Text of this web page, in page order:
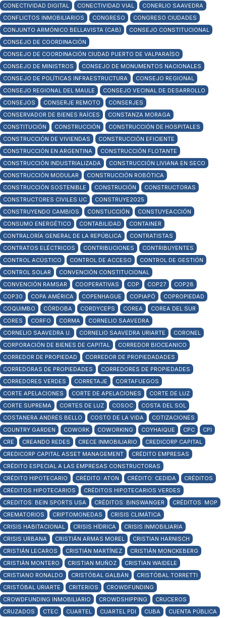
CONECTIVIDAD DIGITAL
CONECTIVIDAD VIAL
CONERLIO SAAVEDRA
CONFLICTOS INMOBILIARIOS
CONGRESO
CONGRESO CIUDADES
CONJUNTO ARMÓNICO BELLAVISTA (CAB)
CONSEJO CONSTITUCIONAL
CONSEJO DE COORDINACIÓN
CONSEJO DE COORDINACIÓN CIUDAD PUERTO DE VALPARAÍSO
CONSEJO DE MINISTROS
CONSEJO DE MONUMENTOS NACIONALES
CONSEJO DE POLÍTICAS INFRAESTRUCTURA
CONSEJO REGIONAL
CONSEJO REGIONAL DEL MAULE
CONSEJO VECINAL DE DESARROLLO
CONSEJOS
CONSERJE REMOTO
CONSERJES
CONSERVADOR DE BIENES RAÍCES
CONSTANZA MORAGA
CONSTITUCIÓN
CONSTRUCCIÓN
CONSTRUCCIÓN DE HOSPITALES
CONSTRUCCIÓN DE VIVIENDAS
CONSTRUCCIÓN EFICIENTE
CONSTRUCCIÓN EN ARGENTINA
CONSTRUCCIÓN FLOTANTE
CONSTRUCCIÓN INDUSTRIALIZADA
CONSTRUCCIÓN LIVIANA EN SECO
CONSTRUCCIÓN MODULAR
CONSTRUCCIÓN ROBÓTICA
CONSTRUCCIÓN SOSTENIBLE
CONSTRUCIÓN
CONSTRUCTORAS
CONSTRUCTORES CIVILES UC
CONSTRUYE2025
CONSTRUYENDO CAMBIOS
CONSTUCCIÓN
CONSTUYEACCIÓN
CONSUMO ENERGÉTICO
CONTABILIDAD
CONTAINER
CONTRALORÍA GENERAL DE LA REPÚBLICA
CONTRATISTAS
CONTRATOS ELÉCTRICOS
CONTRIBUCIONES
CONTRIBUYENTES
CONTROL ACÚSTICO
CONTROL DE ACCESO
CONTROL DE GESTIÓN
CONTROL SOLAR
CONVENCIÓN CONSTITUCIONAL
CONVENCIÓN RAMSAR
COOPERATIVAS COP COP27
COP28
COP30
COPA AMÉRICA COPENHAGUE COPIAPÓ
COPROPIEDAD
COQUIMBO
CÓRDOBA CORDYCEPS COREA
COREA DEL SUR
CORES
CORFO CORMA
CORNELIO SAAVEDRA
CORNELIO SAAVEDRA U.
CORNELIO SAAVEDRA URIARTE
CORONEL
CORPORACIÓN DE BIENES DE CAPITAL
CORREDOR BIOCEANICO
CORREDOR DE PROPIEDAD
CORREDOR DE PROPIEDADADES
CORREDORAS DE PROPIEDADES
CORREDORES DE PROPIEDADES
CORREDORES VERDES
CORRETAJE
CORTAFUEGOS
CORTE APELACIONES
CORTE DE APELACIONES
CORTE DE LUZ
CORTE SUPREMA
CORTES DE LUZ COSOC
COSTA DEL SOL
COSTANERA ANDRÉS BELLO
COSTO DE LA VIDA
COTIZACIONES
COUNTRY GARDEN
COWORK COWORKING COYHAIQUE CPC
CPI
CRE
CREANDO REDES CRECE INMOBILIARIO
CREDICORP CAPITAL
CREDICORP CAPITAL ASSET MANAGEMENT
CRÉDITO EMPRESAS
CRÉDITO ESPECIAL A LAS EMPRESAS CONSTRUCTORAS
CRÉDITO HIPOTECARIO
CRÉDITO: ATON CRÉDITO: CEDIDA
CRÉDITOS
CRÉDITOS HIPOTECARIOS
CRÉDITOS HIPOTECARIOS VERDES
CREDITOS: BEIN SPORTS USA
CRÉDITOS: BINSWANGER
CRÉDITOS: MOP
CREMATORIOS
CRIPTOMONEDAS
CRISIS CLIMÁTICA
CRISIS HABITACIONAL
CRISIS HÍDRICA
CRISIS INMOBILIARIA
CRISIS URBANA
CRISTIÁN ARMAS MOREL
CRISTIAN HARNISCH
CRISTIÁN LECAROS
CRISTIÁN MARTÍNEZ
CRISTIÁN MONCKEBERG
CRISTIÁN MONTERO
CRISTIAN MUÑOZ
CRISTIAN WAIDELE
CRISTIANO RONALDO
CRISTÓBAL GALBÁN
CRISTÓBAL TORRETTI
CRISTÓBAL URIARTE
CRITERIOS
CROWDFUNDING
CROWDFUNDING INMOBILIARIO
CROWDSHIPPING
CRUCEROS
CRUZADOS
CTEC CUARTEL CUARTEL PDI CUBA CUENTA PÚBLICA